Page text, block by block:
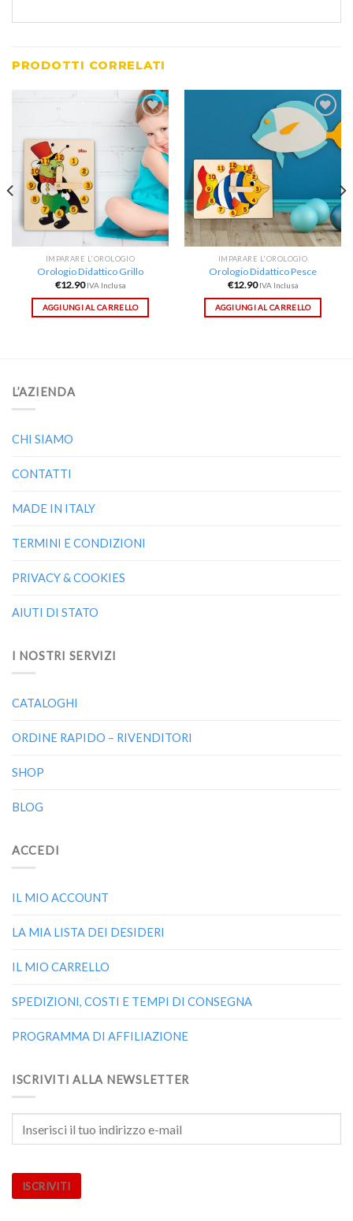
PRODOTTI CORRELATI
Aggiungi
alla lista
dei
desideri
IMPARARE L'OROLOGIO
Orologio Didattico Grillo
€12.90 IVA Inclusa
AGGIUNGI AL CARRELLO
Aggiungi
alla lista
dei
desideri
IMPARARE L'OROLOGIO
Orologio Didattico Pesce
€12.90 IVA Inclusa
AGGIUNGI AL CARRELLO
L’AZIENDA
CHI SIAMO
CONTATTI
MADE IN ITALY
TERMINI E CONDIZIONI
PRIVACY & COOKIES
AIUTI DI STATO
I NOSTRI SERVIZI
CATALOGHI
ORDINE RAPIDO – RIVENDITORI
SHOP
BLOG
ACCEDI
IL MIO ACCOUNT
LA MIA LISTA DEI DESIDERI
IL MIO CARRELLO
SPEDIZIONI, COSTI E TEMPI DI CONSEGNA
PROGRAMMA DI AFFILIAZIONE
ISCRIVITI ALLA NEWSLETTER
ISCRIVITI